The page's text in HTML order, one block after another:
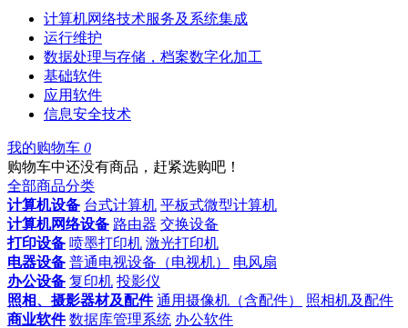
计算机网络技术服务及系统集成
运行维护
数据处理与存储，档案数字化加工
基础软件
应用软件
信息安全技术
我的购物车 0
购物车中还没有商品，赶紧选购吧！
全部商品分类
计算机设备 台式计算机 平板式微型计算机
计算机网络设备 路由器 交换设备
打印设备 喷墨打印机 激光打印机
电器设备 普通电视设备（电视机）
电风扇
办公设备 复印机 投影仪
照相、摄影器材及配件 通用摄像机（含配件）
照相机及配件
商业软件 数据库管理系统 办公软件